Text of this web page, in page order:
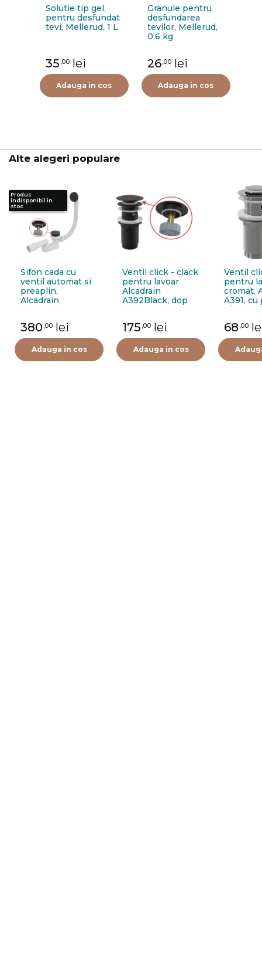
Solutie tip gel,
pentru desfundat
tevi, Mellerud, 1 L
35 ,00 lei
Adauga in cos
Granule pentru
desfundarea
tevilor, Mellerud,
0.6 kg
26,00 lei
Adauga in cos
Alte alegeri populare
Sifon cada cu
ventil automat si
preaplin,
Alcadrain
380 ,00 lei
Adauga in cos
Ventil click - clack
pentru lavoar
Alcadrain
A392Black, dop
175 ,00 lei
Adauga in cos
Ventil
pentru
cromat,
A391,
68 ,00
Produs
indisponibil in
stoc
Produs
indisponibil in
stoc